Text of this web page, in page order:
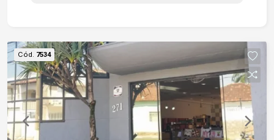
automatizadas; - Piscina. Resumo: Alphaville
Nova Esplanada 1: Casa de 285m² em terreno de
460m² com fundo para mata preservada,
garantindo total privacidade. Possui 3 suítes,
área social mobiliada, cozinha planejada,
esquadrias automatizadas e aquecimento solar.
Lazer completo com piscina e deck de madeira,
Cód. 7534